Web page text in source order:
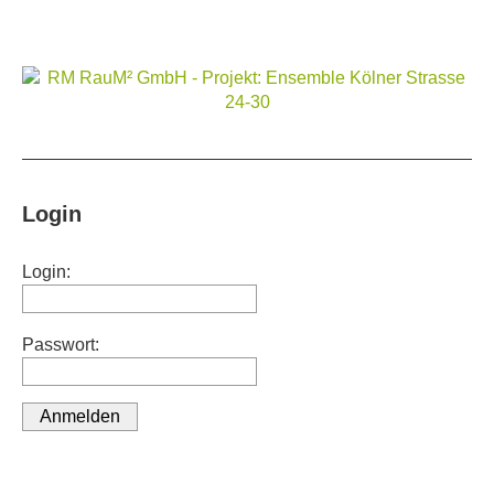
Login
Login:
Passwort: